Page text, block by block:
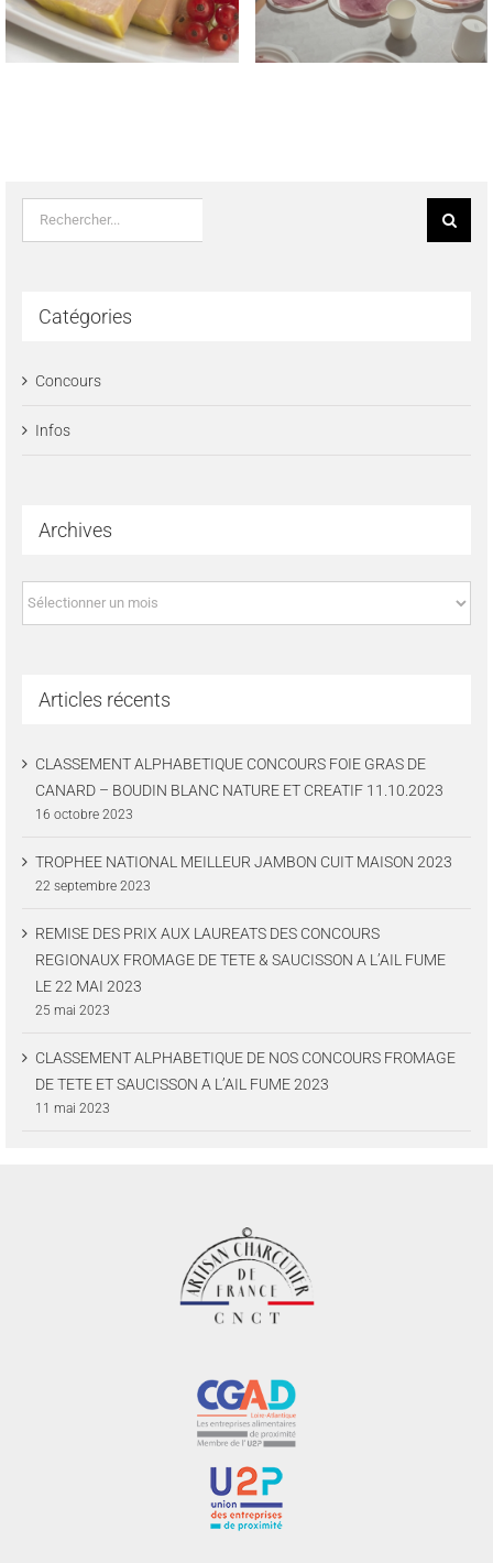
MEILLEUR JAMBON CUIT
MAISON 2023
REGIONAUX FROMAGE DE
TETE & SAUCISSON A L’AIL
FUME LE 22 MAI 2023
Rechercher:
Catégories
Concours
Infos
Archives
Archives
Articles récents
CLASSEMENT ALPHABETIQUE CONCOURS FOIE GRAS DE
CANARD – BOUDIN BLANC NATURE ET CREATIF 11.10.2023
16 octobre 2023
TROPHEE NATIONAL MEILLEUR JAMBON CUIT MAISON 2023
22 septembre 2023
REMISE DES PRIX AUX LAUREATS DES CONCOURS
REGIONAUX FROMAGE DE TETE & SAUCISSON A L’AIL FUME
LE 22 MAI 2023
25 mai 2023
CLASSEMENT ALPHABETIQUE DE NOS CONCOURS FROMAGE
DE TETE ET SAUCISSON A L’AIL FUME 2023
11 mai 2023